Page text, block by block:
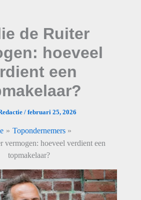
de Ruiter
hoeveel
een
/ februari 25, 2026
Topondernemers
vermogen: hoeveel verdient een
topmakelaar?